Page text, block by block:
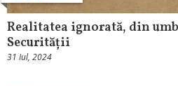
Realitatea ignorată, din
Securității
31 Iul, 2024